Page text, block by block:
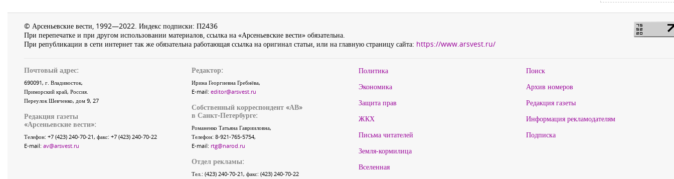
© Арсеньевские вести, 1992—2022. Индекс подписки: П2436
При перепечатке и при другом использовании материалов, ссылка на «Арсеньевские вести» обязательна.
При републикации в сети интернет так же обязательна работающая ссылка на оригинал статьи, или на главную страницу сайта: https://www.arsvest.ru/
Почтовый адрес:
690091, г. Владивосток,
Приморский край, Россия.
Переулок Шевченко, дом 9, 27
Редакция газеты
«Арсеньевские вести»:
Телефон: +7 (423) 240-70-21, факс: +7 (423) 240-70-22
E-mail: av@arsvest.ru
Редактор:
Ирина Георгиевна Гребнёва,
E-mail: editor@arsvest.ru
Собственный корреспондент «АВ»
в Санкт-Петербурге:
Романенко Татьяна Гаврииловна,
Телефон: 8-921-765-5754,
E-mail: rtg@narod.ru
Отдел рекламы:
Тел.: (423) 240-70-21, факс: (423) 240-70-22
Политика
Экономика
Защита прав
ЖКХ
Письма читателей
Земля-кормилица
Вселенная
Поиск
Архив номеров
Редакция газеты
Информация рекламодателям
Подписка